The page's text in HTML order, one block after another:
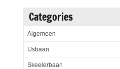
Categories
Algemeen
IJsbaan
Skeelerbaan